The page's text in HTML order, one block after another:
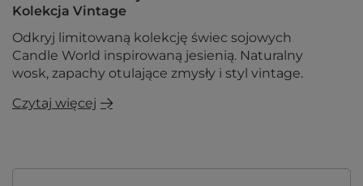
Kolekcja Vintage
Odkryj limitowaną kolekcję świec sojowych
Candle World inspirowaną jesienią. Naturalny
wosk, zapachy otulające zmysły i styl vintage.
Czytaj więcej